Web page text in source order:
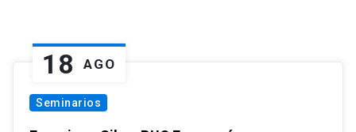
18 AGO
Seminarios